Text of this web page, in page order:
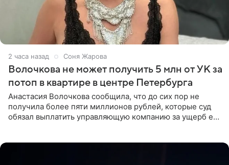
2 часа назад Соня Жарова
Волочкова не может получить 5 млн от УК за
потоп в квартире в центре Петербурга
Анастасия Волочкова сообщила, что до сих пор не
получила более пяти миллионов рублей, которые суд
обязал выплатить управляющую компанию за ущерб ее